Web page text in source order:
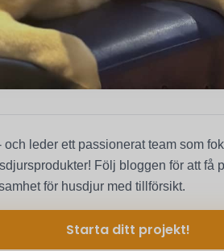
och leder ett passionerat team som
Följ bloggen för att få
för husdjur med tillförsikt.
Starta ditt projekt!